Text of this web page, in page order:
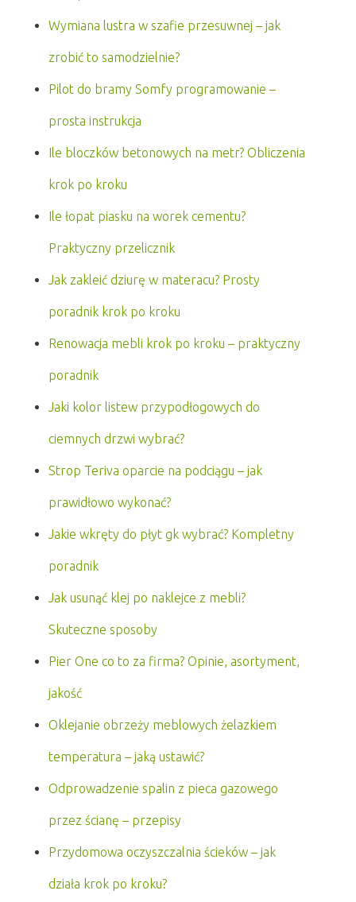
Wymiana lustra w szafie przesuwnej – jak
zrobić to samodzielnie?
Pilot do bramy Somfy programowanie –
prosta instrukcja
Ile bloczków betonowych na metr? Obliczenia
krok po kroku
Ile łopat piasku na worek cementu?
Praktyczny przelicznik
Jak zakleić dziurę w materacu? Prosty
poradnik krok po kroku
Renowacja mebli krok po kroku – praktyczny
poradnik
Jaki kolor listew przypodłogowych do
ciemnych drzwi wybrać?
Strop Teriva oparcie na podciągu – jak
prawidłowo wykonać?
Jakie wkręty do płyt gk wybrać? Kompletny
poradnik
Jak usunąć klej po naklejce z mebli?
Skuteczne sposoby
Pier One co to za firma? Opinie, asortyment,
jakość
Oklejanie obrzeży meblowych żelazkiem
temperatura – jaką ustawić?
Odprowadzenie spalin z pieca gazowego
przez ścianę – przepisy
Przydomowa oczyszczalnia ścieków – jak
działa krok po kroku?